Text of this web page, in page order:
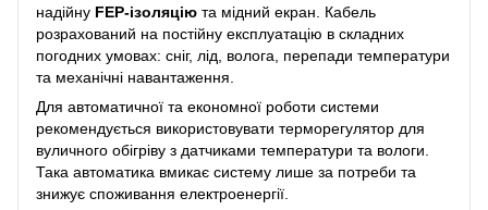
надійну FEP-ізоляцію та мідний екран. Кабель
розрахований на постійну експлуатацію в складних
погодних умовах: сніг, лід, волога, перепади температури
та механічні навантаження.
Для автоматичної та економної роботи системи
рекомендується використовувати терморегулятор для
вуличного обігріву з датчиками температури та вологи.
Така автоматика вмикає систему лише за потреби та
знижує споживання електроенергії.